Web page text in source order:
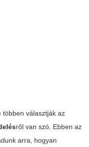
többen választják az
ről van szó. Ebben az
arra, hogyan